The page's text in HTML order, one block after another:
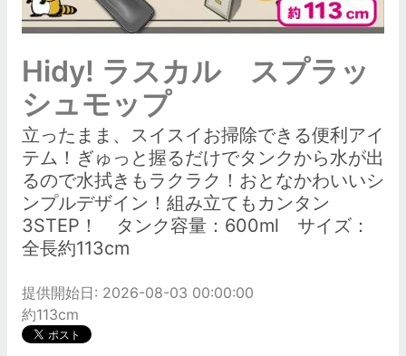
Hidy! ラスカル スプラッ
シュモップ
立ったまま、スイスイお掃除できる便利アイ
テム！ぎゅっと握るだけでタンクから水が出
るので水拭きもラクラク！おとなかわいいシ
ンプルデザイン！組み立てもカンタン
3STEP！ タンク容量：600ml サイズ：
全長約113cm
提供開始日: 2026-08-03 00:00:00
約113cm